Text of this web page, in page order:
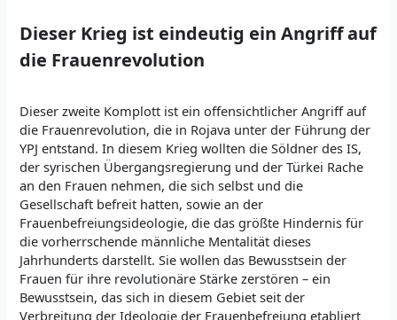
Dieser Krieg ist eindeutig ein Angriff auf
die Frauenrevolution
Dieser zweite Komplott ist ein offensichtlicher Angriff auf
die Frauenrevolution, die in Rojava unter der Führung der
YPJ entstand. In diesem Krieg wollten die Söldner des IS,
der syrischen Übergangsregierung und der Türkei Rache
an den Frauen nehmen, die sich selbst und die
Gesellschaft befreit hatten, sowie an der
Frauenbefreiungsideologie, die das größte Hindernis für
die vorherrschende männliche Mentalität dieses
Jahrhunderts darstellt. Sie wollen das Bewusstsein der
Frauen für ihre revolutionäre Stärke zerstören – ein
Bewusstsein, das sich in diesem Gebiet seit der
Verbreitung der Ideologie der Frauenbefreiung etabliert